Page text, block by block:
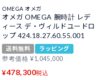
OMEGA オメガ
オメガ OMEGA 腕時計 レデ
ィース デ・ヴィルドユードロ
ップ 424.18.27.60.55.001
送料無料
ラッピング
参考価格 ¥1,045,000
¥478,300税込